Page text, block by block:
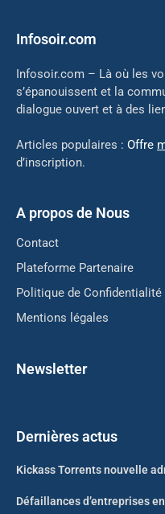
Infosoir.com
Infosoir.com – Là où les
s’épanouissent et la
dialogue ouvert et à des
Articles populaires : Offre
d’inscription.
A propos de Nous
Contact
Plateforme Partenaire
Politique de Confidentialité
Mentions légales
Newsletter
Dernières actus
Kickass Torrents nouvelle
Défaillances d’entreprises